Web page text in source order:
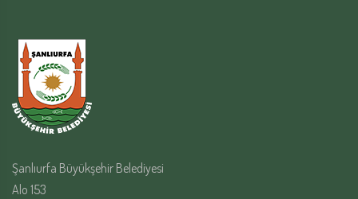
Şanlıurfa Büyükşehir Belediyesi
Alo 153